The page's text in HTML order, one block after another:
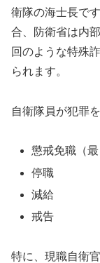
衛隊の海士長で
合、防衛省は内
回のような特殊
られます。
自衛隊員が犯罪
懲戒免職（最
停職
減給
戒告
特に、現職自衛